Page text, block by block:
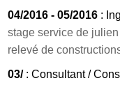
04/2016 - 05/2016 :
stage service de
relevé de
03/: Consultant /